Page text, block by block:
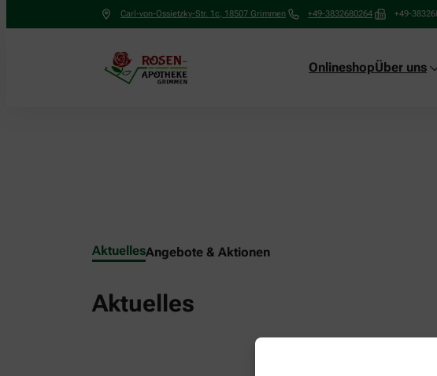
Carl-von-Ossietzky-Str. 1c, 18507 Grimmen +49-3832680264 +49-
OnlineshopÜber uns
AktuellesAngebote & Aktionen
Aktuelles